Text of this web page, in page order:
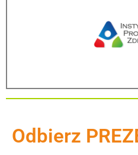
Odbierz